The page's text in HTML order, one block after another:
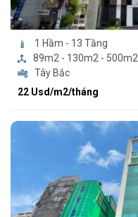
1 Hầm - 13 Tầng
89m2 - 130m2 - 500m2
Tây Bắc
22 Usd/m2/tháng